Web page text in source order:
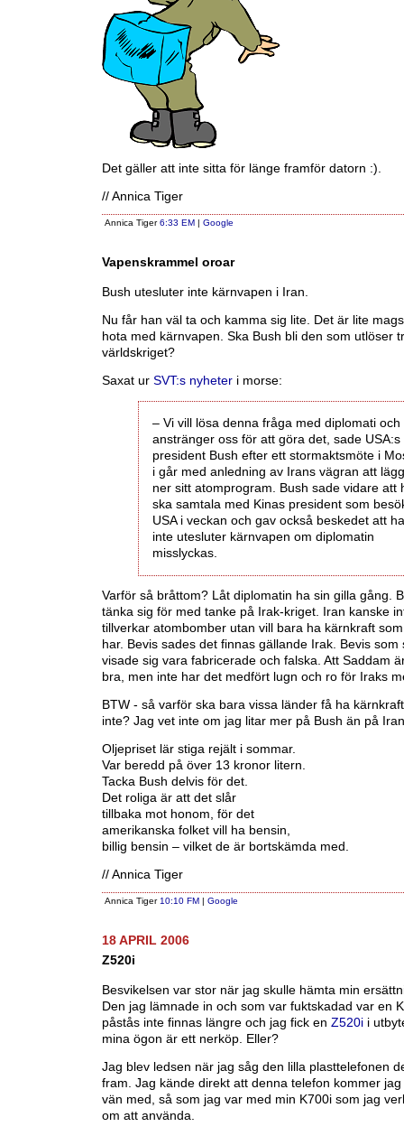
Det gäller att inte sitta för länge framför datorn :).
// Annica Tiger
Annica Tiger6:33 EM | Google
Vapenskrammel oroar
Bush utesluter inte kärnvapen i Iran.
Nu får han väl ta och kamma sig lite. Det är lite
hota med kärnvapen. Ska Bush bli den som utlöser
världskriget?
Saxat ur SVT:s nyheter i morse:
– Vi vill lösa denna fråga med diplomati och
anstränger oss för att göra det, sade USA:s
president Bush efter ett stormaktsmöte i
i går med anledning av Irans vägran att
ner sitt atomprogram. Bush sade vidare att
ska samtala med Kinas president som
USA i veckan och gav också beskedet att
inte utesluter kärnvapen om diplomatin
misslyckas.
Varför så bråttom? Låt diplomatin ha sin gilla gång.
tänka sig för med tanke på Irak-kriget. Iran kanske
tillverkar atombomber utan vill bara ha kärnkraft
har. Bevis sades det finnas gällande Irak. Bevis som
visade sig vara fabricerade och falska. Att Saddam
bra, men inte har det medfört lugn och ro för Iraks
BTW - så varför ska bara vissa länder få ha
inte? Jag vet inte om jag litar mer på Bush än på
Oljepriset lär stiga rejält i sommar.
Var beredd på över 13 kronor litern.
Tacka Bush delvis för det.
Det roliga är att det slår
tillbaka mot honom, för det
amerikanska folket vill ha bensin,
billig bensin – vilket de är bortskämda med.
// Annica Tiger
Annica Tiger 10:10 FM | Google
18 APRIL 2006
Z520i
Besvikelsen var stor när jag skulle hämta min
Den jag lämnade in och som var fuktskadad var en
påstås inte finnas längre och jag fick en Z520i i
mina ögon är ett nerköp. Eller?
Jag blev ledsen när jag såg den lilla plasttelefonen
fram. Jag kände direkt att denna telefon kommer
vän med, så som jag var med min K700i som jag
om att använda.